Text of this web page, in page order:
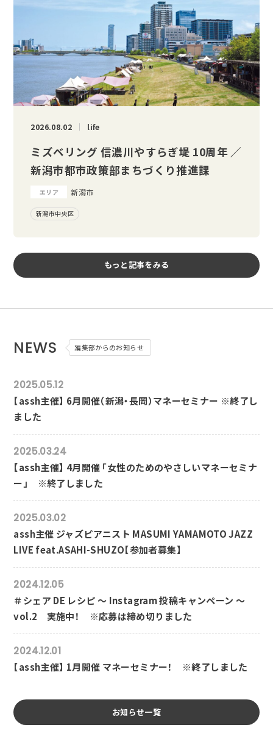
2026.08.02 life
ミズベリング 信濃川やすらぎ堤 10周年 ／
新潟市都市政策部まちづくり推進課
エリア 新潟市
新潟市中央区
もっと記事をみる
NEWS 編集部からのお知らせ
2025.05.12
【assh主催】 6月開催（新潟・長岡）マネーセミナー ※終了し
ました
2025.03.24
【assh主催】 4月開催 「女性のためのやさしいマネーセミナ
ー」 ※終了しました
2025.03.02
assh主催 ジャズピアニスト MASUMI YAMAMOTO JAZZ
LIVE feat.ASAHI-SHUZO【参加者募集】
2024.12.05
＃シェア DE レシピ ～ Instagram 投稿キャンペーン ～
vol.2 実施中！ ※応募は締め切りました
2024.12.01
【assh主催】 1月開催 マネーセミナー！ ※終了しました
お知らせ一覧